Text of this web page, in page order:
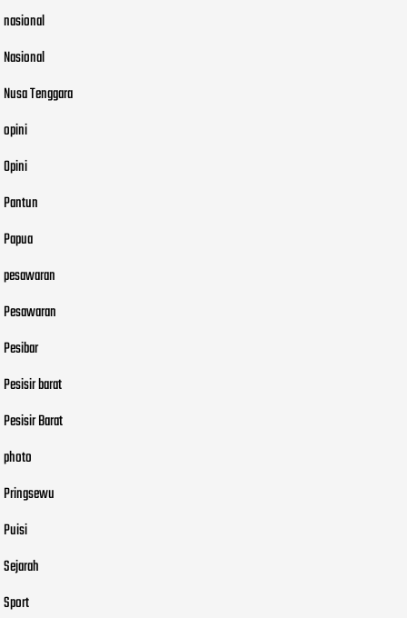
nasional
Nasional
Nusa Tenggara
opini
Opini
Pantun
Papua
pesawaran
Pesawaran
Pesibar
Pesisir barat
Pesisir Barat
photo
Pringsewu
Puisi
Sejarah
Sport